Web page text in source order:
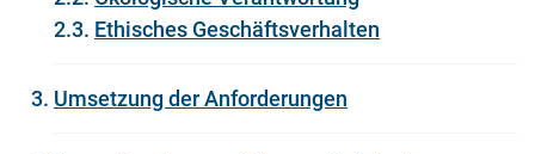
2.3. Ethisches Geschäftsverhalten
Umsetzung der Anforderungen